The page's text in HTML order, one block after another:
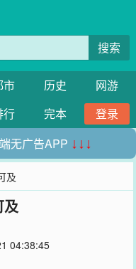
搜索
市 历史
网游
行 完本
登录
无广告APP ↓↓↓
及
及
04:38:45